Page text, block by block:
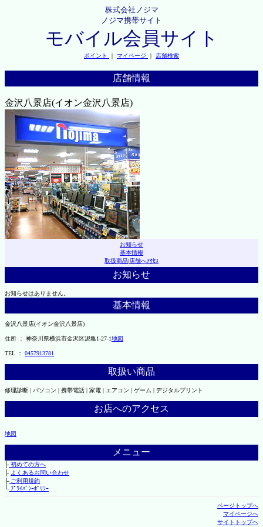
株式会社ノジマ
ノジマ携帯サイト
モバイル会員サイト
ポイント ｜ マイページ ｜ 店舗検索
店舗情報
金沢八景店(イオン金沢八景店)
お知らせ
基本情報
取扱商品|店舗へｱｸｾｽ
お知らせ
お知らせはありません。
基本情報
金沢八景店(イオン金沢八景店)
住所 ： 神奈川県横浜市金沢区泥亀1-27-1地図
TEL ： 0457913781
取扱い商品
修理診断 | パソコン | 携帯電話 | 家電 | エアコン | ゲーム | デジタルプリント
お店へのアクセス
地図
メニュー
├初めての方へ
├ よくあるお問い合わせ
├ご利用規約
└ﾌﾟﾗｲﾊﾞｼｰﾎﾟﾘｼｰ
ページトップへ
マイページへ
サイトトップへ